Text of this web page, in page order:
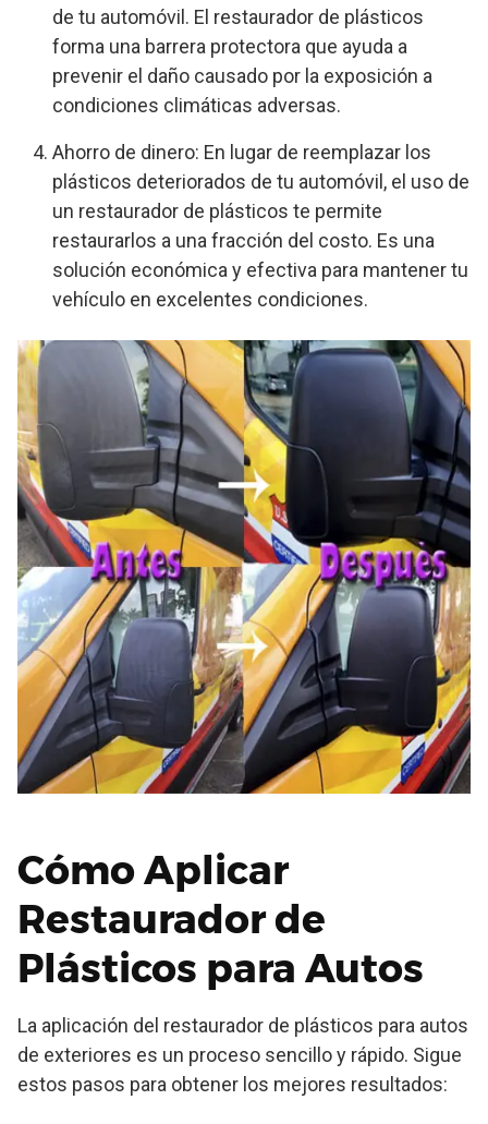
de tu automóvil. El restaurador de plásticos
forma una barrera protectora que ayuda a
prevenir el daño causado por la exposición a
condiciones climáticas adversas.
Ahorro de dinero: En lugar de reemplazar los
plásticos deteriorados de tu automóvil, el uso de
un restaurador de plásticos te permite
restaurarlos a una fracción del costo. Es una
solución económica y efectiva para mantener tu
vehículo en excelentes condiciones.
Cómo Aplicar
Restaurador de
Plásticos para Autos
La aplicación del restaurador de plásticos para autos
de exteriores es un proceso sencillo y rápido. Sigue
estos pasos para obtener los mejores resultados: